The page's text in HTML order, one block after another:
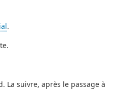
.
La suivre, après le passage à